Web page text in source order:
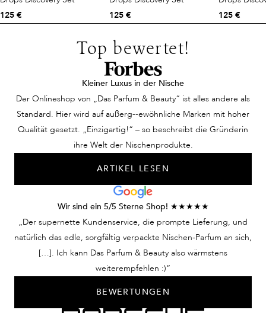
125 €
125 €
125 €
Top bewertet!
Kleiner Luxus in der Nische
Der Onlineshop von „Das Parfum & Beauty“ ist alles andere als
Standard. Hier wird auf außerg--ewöhnliche Marken mit hoher
Qualität gesetzt. „Einzigartig!“ – so beschreibt die Gründerin
ihre Welt der Nischenprodukte.
ARTIKEL LESEN
Wir sind ein 5/5 Sterne Shop! ★★★★★
„Der supernette Kundenservice, die prompte Lieferung, und
natürlich das edle, sorgfältig verpackte Nischen-Parfum an sich,
[…]. Ich kann Das Parfum & Beauty also wärmstens
weiterempfehlen :)“
BEWERTUNGEN